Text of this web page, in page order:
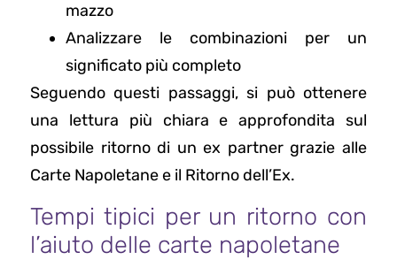
mazzo
Analizzare le combinazioni per un
significato più completo
Seguendo questi passaggi, si può ottenere
una lettura più chiara e approfondita sul
possibile ritorno di un ex partner grazie alle
Carte Napoletane e il Ritorno dell’Ex.
Tempi tipici per un ritorno con
l’aiuto delle carte napoletane